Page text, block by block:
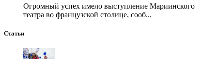
Огромный успех имело выступление Мариинского
театра во французской столице, сооб...
Статьи